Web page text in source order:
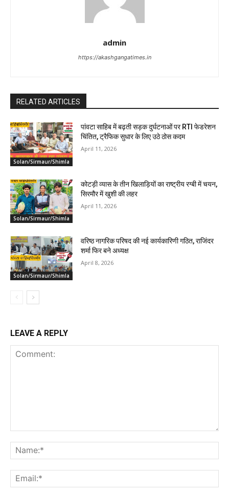
admin
https://akashgangatimes.in
RELATED ARTICLES
Solan/Sirmaur/Shimla
पांवटा साहिब में बढ़ती सड़क दुर्घटनाओं पर RTI फेडरेशन
चिंतित, ट्रैफिक सुधार के लिए उठे ठोस कदम
April 11, 2026
Solan/Sirmaur/Shimla
कोटड़ी व्यास के तीन खिलाड़ियों का राष्ट्रीय रग्बी में चयन,
सिरमौर में खुशी की लहर
April 11, 2026
Solan/Sirmaur/Shimla
वरिष्ठ नागरिक परिषद की नई कार्यकारिणी गठित, राजिंदर
शर्मा फिर बने अध्यक्ष
April 8, 2026
LEAVE A REPLY